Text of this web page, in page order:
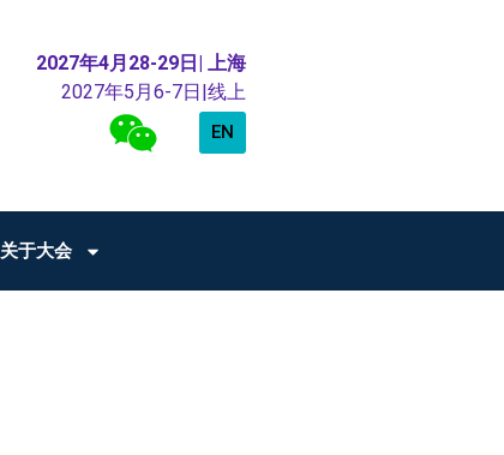
2027年4月28-29日| 上海
2027年5月6-7日|线上
EN
关于大会